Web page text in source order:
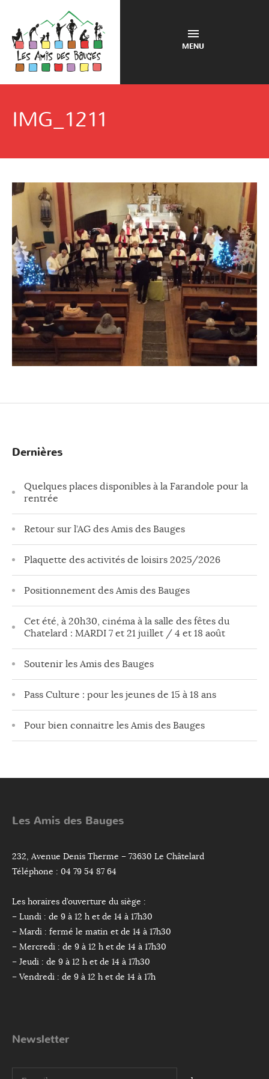
MENU
IMG_1211
Dernières
Quelques places disponibles à la Farandole pour la
rentrée
Retour sur l’AG des Amis des Bauges
Plaquette des activités de loisirs 2025/2026
Positionnement des Amis des Bauges
Cet été, à 20h30, cinéma à la salle des fêtes du
Chatelard : MARDI 7 et 21 juillet / 4 et 18 août
Soutenir les Amis des Bauges
Pass Culture : pour les jeunes de 15 à 18 ans
Pour bien connaitre les Amis des Bauges
Les Amis des Bauges
232, Avenue Denis Therme – 73630 Le Châtelard
Téléphone : 04 79 54 87 64
Les horaires d’ouverture du siège :
– Lundi : de 9 à 12 h et de 14 à 17h30
– Mardi : fermé le matin et de 14 à 17h30
– Mercredi : de 9 à 12 h et de 14 à 17h30
– Jeudi : de 9 à 12 h et de 14 à 17h30
– Vendredi : de 9 à 12 h et de 14 à 17h
Newsletter